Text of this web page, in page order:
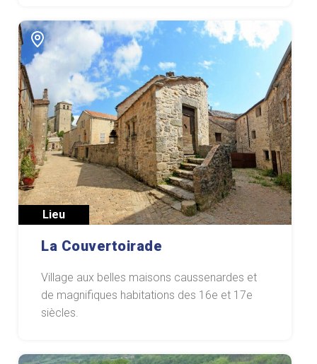
Lieu
La Couvertoirade
Village aux belles maisons caussenardes et
de magnifiques habitations des 16e et 17e
siècles.